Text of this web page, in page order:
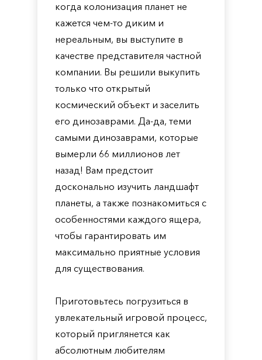
когда колонизация планет не
кажется чем-то диким и
нереальным, вы выступите в
качестве представителя частной
компании. Вы решили выкупить
только что открытый
космический объект и заселить
его динозаврами. Да-да, теми
самыми динозаврами, которые
вымерли 66 миллионов лет
назад! Вам предстоит
досконально изучить ландшафт
планеты, а также познакомиться с
особенностями каждого ящера,
чтобы гарантировать им
максимально приятные условия
для существования.
Приготовьтесь погрузиться в
увлекательный игровой процесс,
который приглянется как
абсолютным любителям